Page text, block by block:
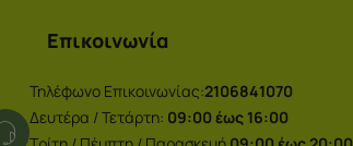
Επικοινωνία
Τηλέφωνο Επικοινωνίας:2106841070
Δευτέρα / Τετάρτη: 09:00 έως 16:00